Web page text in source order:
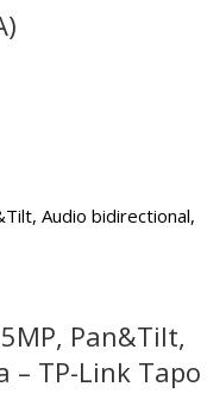
Pan&Tilt,
– TP-Link Tapo